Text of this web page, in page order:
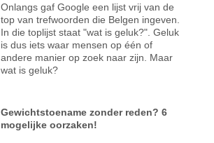
Onlangs gaf Google een lijst vrij van de
top van trefwoorden die Belgen ingeven.
In die toplijst staat "wat is geluk?". Geluk
is dus iets waar mensen op één of
andere manier op zoek naar zijn. Maar
wat is geluk?
Gewichtstoename zonder reden? 6
mogelijke oorzaken!